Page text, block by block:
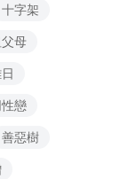
十字架
母
戀
善惡樹